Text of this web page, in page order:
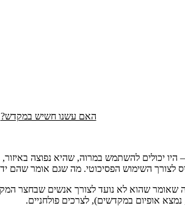
האם עשנו חשיש במקדש?
היו יכולים להשתמש במרוה, שהיא נפוצה
השימוש הפסיכוטי. מה שגם אומר שהם ידעו כבר
שהוא לא נועד לצורך אנשים שבחצר
אופיום במקדשים), לצרכים פולחניים.